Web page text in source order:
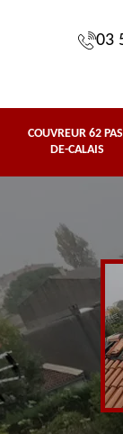
03
COUVREUR 62
DE-CALAIS
Pas-de-